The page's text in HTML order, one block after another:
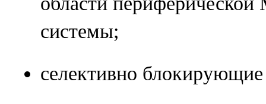
системы;
селективно